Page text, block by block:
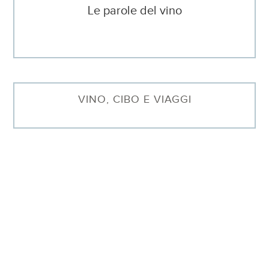
Le parole del vino
VINO, CIBO E VIAGGI